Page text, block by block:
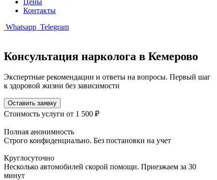
Цены
Контакты
Whatsapp Telegram
Консультация нарколога в Кемерово
Экспертные рекомендации и ответы на вопросы. Первый шаг
к здоровой жизни без зависимости
Оставить заявку
Стоимость услуги от 1 500 ₽
Полная анонимность
Строго конфиденциально. Без постановки на учет
Круглосуточно
Несколько автомобилей скорой помощи. Приезжаем за 30
минут